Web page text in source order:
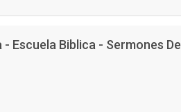
Escuela Biblica - Sermones De